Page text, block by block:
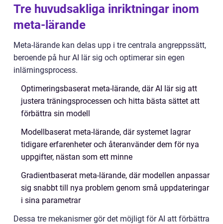
Tre huvudsakliga inriktningar inom
meta-lärande
Meta-lärande kan delas upp i tre centrala angreppssätt,
beroende på hur AI lär sig och optimerar sin egen
inlärningsprocess.
Optimeringsbaserat meta-lärande, där AI lär sig att
justera träningsprocessen och hitta bästa sättet att
förbättra sin modell
Modellbaserat meta-lärande, där systemet lagrar
tidigare erfarenheter och återanvänder dem för nya
uppgifter, nästan som ett minne
Gradientbaserat meta-lärande, där modellen anpassar
sig snabbt till nya problem genom små uppdateringar
i sina parametrar
Dessa tre mekanismer gör det möjligt för AI att förbättra